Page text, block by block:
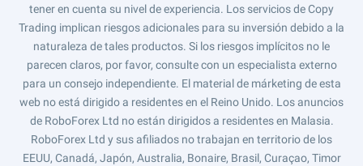
tener en cuenta su nivel de experiencia. Los servicios de Copy
Trading implican riesgos adicionales para su inversión debido a la
naturaleza de tales productos. Si los riesgos implícitos no le
parecen claros, por favor, consulte con un especialista externo
para un consejo independiente. El material de márketing de esta
web no está dirigido a residentes en el Reino Unido. Los anuncios
de RoboForex Ltd no están dirigidos a residentes en Malasia.
RoboForex Ltd y sus afiliados no trabajan en territorio de los
EEUU, Canadá, Japón, Australia, Bonaire, Brasil, Curaçao, Timor